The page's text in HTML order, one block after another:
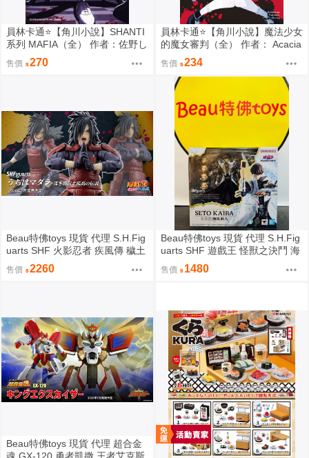
員林卡通⭐️【角川小說】SHANTI
系列 MAFIA（全） 作者：佐野し
なの (附尼采書套)
售價 270
員林卡通⭐️【角川小說】魔法少女
的魔女審判（全） 作者： Acacia
(附尼采書套)
售價 234
Beau特佛toys 現貨 代理 S.H.Fig
uarts SHF 火影忍者 疾風傳 穢土
轉身 宇智波斑 0209
售價 2260
Beau特佛toys 現貨 代理 S.H.Fig
uarts SHF 遊戲王 怪獸之決鬥 海
馬瀬人 0209
售價 1480
Beau特佛toys 現貨 代理 超合金